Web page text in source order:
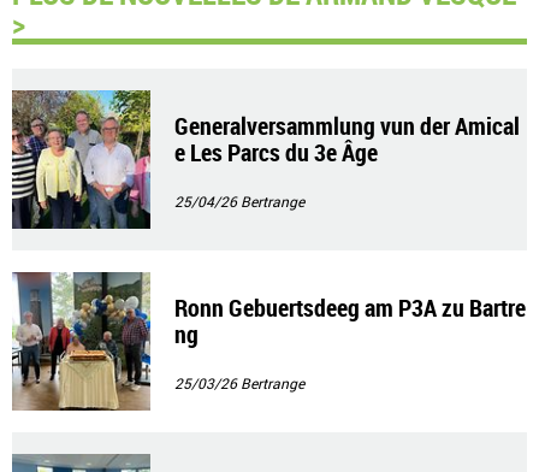
>
Generalversammlung vun der Amical
e Les Parcs du 3e Âge
25/04/26Bertrange
Ronn Gebuertsdeeg am P3A zu Bartre
ng
25/03/26Bertrange